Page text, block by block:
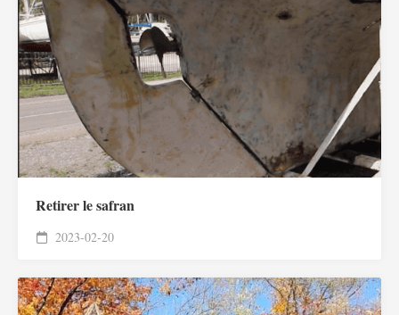
Retirer le safran
2023-02-20